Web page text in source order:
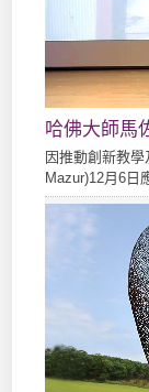
哈佛大師馬
因推動創新教
Mazur)12月6